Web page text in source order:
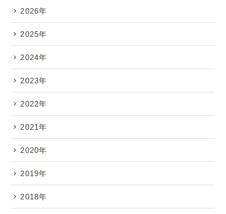
.
2026年
2025年
2024年
2023年
2022年
2021年
2020年
2019年
2018年